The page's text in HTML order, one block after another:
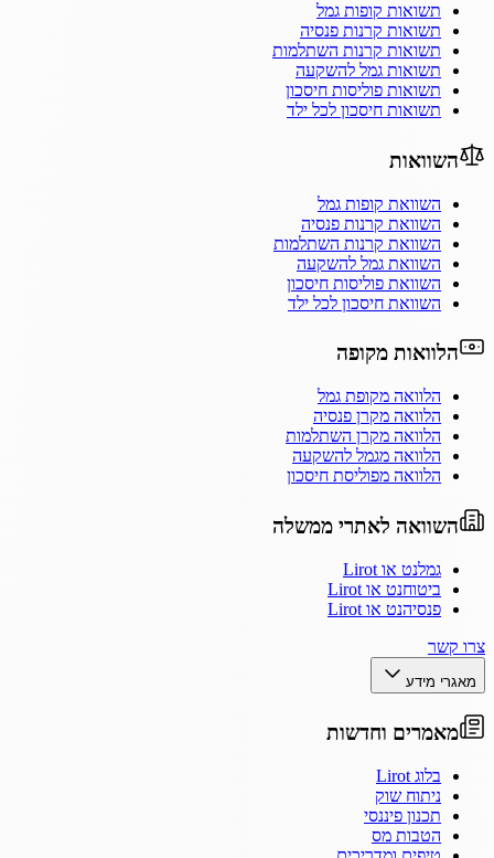
תשואות קופות גמל
תשואות קרנות פנסיה
תשואות קרנות השתלמות
תשואות גמל להשקעה
תשואות פוליסות חיסכון
תשואות חיסכון לכל ילד
השוואות
השוואת קופות גמל
השוואת קרנות פנסיה
השוואת קרנות השתלמות
השוואת גמל להשקעה
השוואת פוליסות חיסכון
השוואת חיסכון לכל ילד
הלוואות מקופה
הלוואה מקופת גמל
הלוואה מקרן פנסיה
הלוואה מקרן השתלמות
הלוואה מגמל להשקעה
הלוואה מפוליסת חיסכון
השוואה לאתרי ממשלה
גמלנט או Lirot
ביטוחנט או Lirot
פנסיהנט או Lirot
צרו קשר
מאגרי מידע
מאמרים וחדשות
בלוג Lirot
ניתוח שוק
תכנון פיננסי
הטבות מס